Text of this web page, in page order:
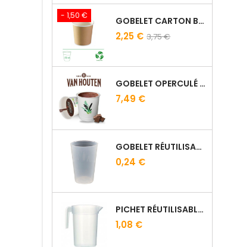
- 1,50 € GOBELET CARTON BRUN 10 CL
2,25 € 3,75 €
GOBELET OPERCULÉ PRÉ-DOSÉ CACAO VAN HOUTEN - LOT DE 15
7,49 €
GOBELET RÉUTILISABLE 12.5/20 CL GALOPIN - VIN
0,24 €
PICHET RÉUTILISABLE 1L
1,08 €